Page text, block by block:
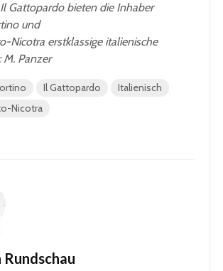
Gattopardo bieten die Inhaber
und
Nicotra erstklassige italienische
M. Panzer
Il Gattopardo
Italienisch
Nicotra